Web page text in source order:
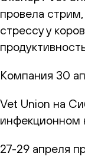
провела
стрессу у
Компания 30
Vet Union на
инфекционном
27-29 апреля